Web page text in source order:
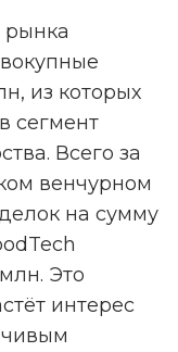
рынка
из которых
сегмент
Всего за
венчурном
на сумму
Это
интерес